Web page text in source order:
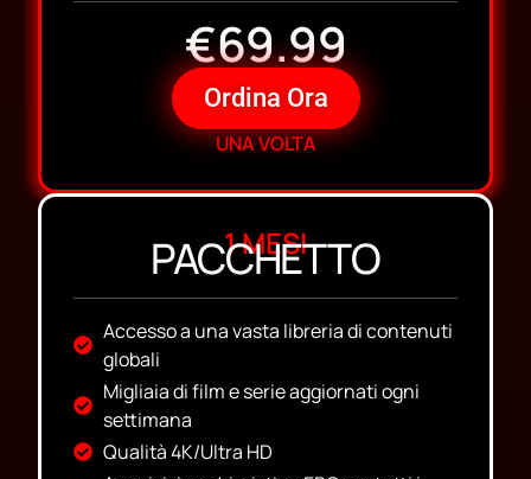
€69.99
Ordina Ora
UNA VOLTA
1 MESI
PACCHETTO
Accesso a una vasta libreria di contenuti
globali
Migliaia di film e serie aggiornati ogni
settimana
Qualità 4K/Ultra HD